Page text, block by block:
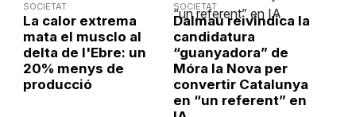
SOCIETAT
La calor extrema
mata el musclo al
delta de l'Ebre: un
20% menys de
producció
SOCIETAT
Dalmau reivindica la
candidatura
“guanyadora” de
Móra la Nova per
convertir Catalunya
en “un referent” en